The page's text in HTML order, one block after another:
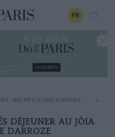
FR
: NOS MEILLEURES ADRESSES
DÉJEUNER AU JÒIA
DARROZE